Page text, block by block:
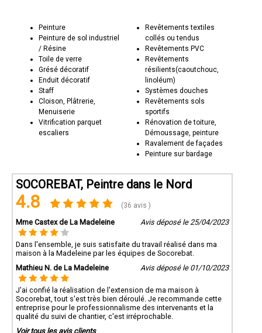
Peinture
Peinture de sol industriel
/ Résine
Toile de verre
Grésé décoratif
Enduit décoratif
Staff
Cloison, Plâtrerie,
Menuiserie
Vitrification parquet
escaliers
Revêtements textiles
collés ou tendus
Revêtements PVC
Revêtements
résilients(caoutchouc,
linoléum)
Systèmes douches
Revêtements sols
sportifs
Rénovation de toiture,
Démoussage, peinture
Ravalement de façades
Peinture sur bardage
Que ce soit pour des projets de peinture intérieure, extérieure,
des revêtements muraux ou de la décoration d'intérieur,
Socorebat 59 est votre partenaire de confiance. Contactez-nous
pour discuter de vos besoins en peinture et découvrez comment
nous pouvons transformer vos espaces en véritables œuvres
d'art.
SOCOREBAT, Peintre dans le Nord
4.8 (36 avis )
Mme Castex de La Madeleine Avis déposé le 25/04/2023
Dans l'ensemble, je suis satisfaite du travail réalisé dans ma
maison à la Madeleine par les équipes de Socorebat.
Mathieu N. de La Madeleine
Avis déposé le 01/10/2023
J'ai confié la réalisation de l'extension de ma maison à
Socorebat, tout s'est très bien déroulé. Je recommande cette
entreprise pour le professionnalisme des intervenants et la
qualité du suivi de chantier, c'est irréprochable.
Voir tous les avis clients